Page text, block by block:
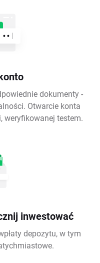
dokumenty -
Otwarcie konta
weryfikowanej testem.
inwestować
depozytu, w tym